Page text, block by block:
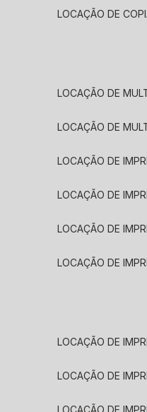
LOCAÇÃO DE
LOCAÇÃO DE
LOCAÇÃO DE
LOCAÇÃO DE
LOCAÇÃO DE
LOCAÇÃO DE
LOCAÇÃO DE
LOCAÇÃO DE
LOCAÇÃO DE
LOCAÇÃO DE